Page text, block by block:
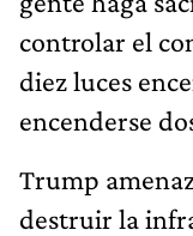
controlar el
diez luces
encenderse
Trump
destruir la